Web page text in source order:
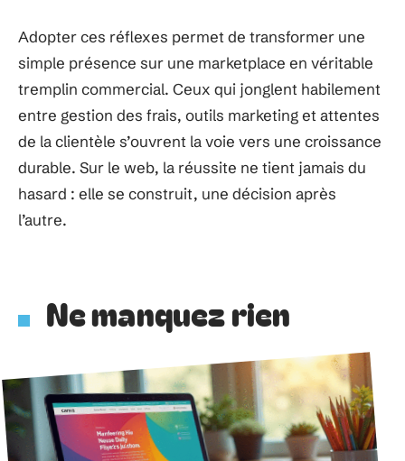
Adopter ces réflexes permet de transformer une
simple présence sur une marketplace en véritable
tremplin commercial. Ceux qui jonglent habilement
entre gestion des frais, outils marketing et attentes
de la clientèle s’ouvrent la voie vers une croissance
durable. Sur le web, la réussite ne tient jamais du
hasard : elle se construit, une décision après
l’autre.
Ne manquez rien